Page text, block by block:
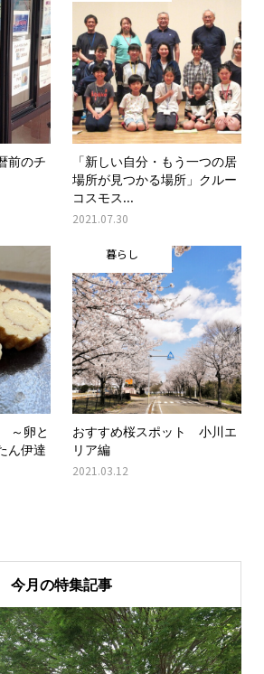
前のチ
「新しい自分・もう一つの居
場所が見つかる場所」クルー
コスモス...
2021.07.30
～卵と
ん伊達
暮らし
おすすめ桜スポット 小川エ
リア編
2021.03.12
今月の特集記事